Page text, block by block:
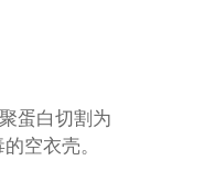
蛋白切割为
空衣壳。